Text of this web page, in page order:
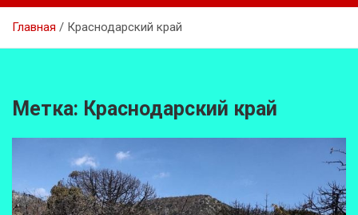
Главная Краснодарский край
Метка: Краснодарский край